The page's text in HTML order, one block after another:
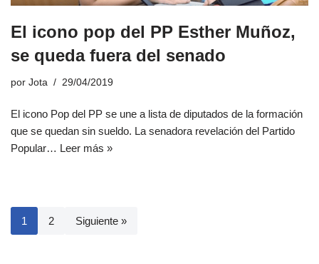
El icono pop del PP Esther Muñoz,
se queda fuera del senado
por Jota 29/04/2019
El icono Pop del PP se une a lista de diputados de la formación
que se quedan sin sueldo. La senadora revelación del Partido
Popular… Leer más »
1 2 Siguiente »